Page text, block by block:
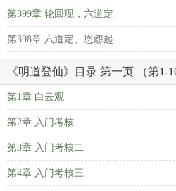
第399章 轮回现，六道定
第398章 六道定、恩怨起
《明道登仙》目录 第一页 （第1-
第1章 白云观
第2章 入门考核
第3章 入门考核二
第4章 入门考核三